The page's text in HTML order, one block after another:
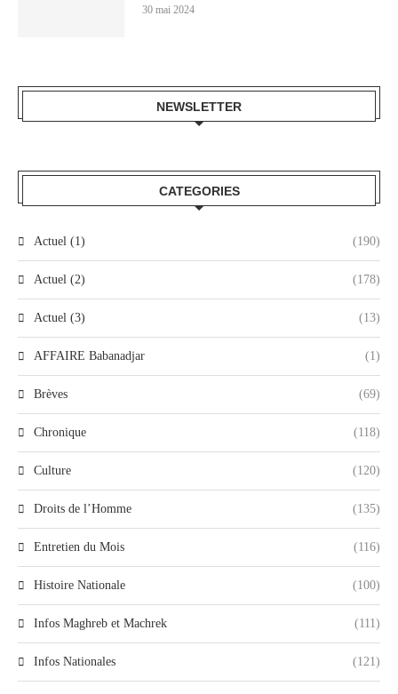
30 mai 2024
NEWSLETTER
CATEGORIES
Actuel (1) (190)
Actuel (2) (178)
Actuel (3) (13)
AFFAIRE Babanadjar (1)
Brèves (69)
Chronique (118)
Culture (120)
Droits de l’Homme (135)
Entretien du Mois (116)
Histoire Nationale (100)
Infos Maghreb et Machrek (111)
Infos Nationales (121)